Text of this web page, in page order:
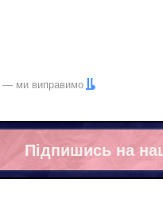
— ми виправимо
Підпишись на
Facebook